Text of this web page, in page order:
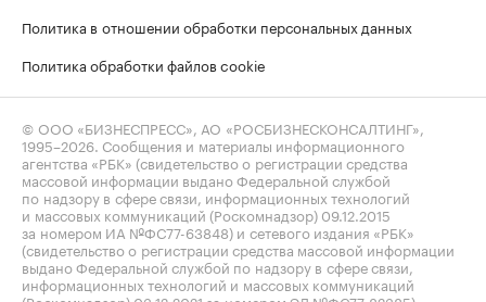
Политика в отношении обработки персональных данных
Политика обработки файлов cookie
© ООО «БИЗНЕСПРЕСС», АО «РОСБИЗНЕСКОНСАЛТИНГ»,
1995–2026 . Сообщения и материалы информационного
агентства «РБК» (свидетельство о регистрации средства
массовой информации выдано Федеральной службой
по надзору в сфере связи, информационных технологий
и массовых коммуникаций (Роскомнадзор) 09.12.2015
за номером ИА №ФС77-63848) и сетевого издания «РБК»
(свидетельство о регистрации средства массовой информации
выдано Федеральной службой по надзору в сфере связи,
информационных технологий и массовых коммуникаций